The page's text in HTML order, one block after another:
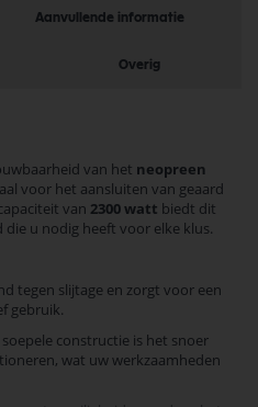
Aanvullende informatie
Overig
van het neopreen
voor het aansluiten van geaard
van 2300 watt biedt dit
u nodig heeft voor elke klus.
tegen slijtage en zorgt voor een
gebruik.
soepele constructie is het snoer
wat uw werkzaamheden